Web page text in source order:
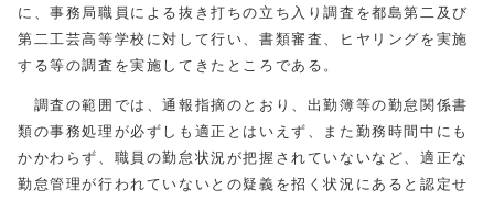
に、事務局職員による抜き打ちの立ち入り調査を都島第二及び
第二工芸高等学校に対して行い、書類審査、ヒヤリングを実施
する等の調査を実施してきたところである。
調査の範囲では、通報指摘のとおり、出勤簿等の勤怠関係書
類の事務処理が必ずしも適正とはいえず、また勤務時間中にも
かかわらず、職員の勤怠状況が把握されていないなど、適正な
勤怠管理が行われていないとの疑義を招く状況にあると認定せ